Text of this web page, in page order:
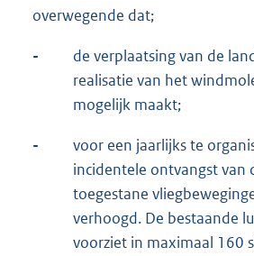
overwegende dat;
-
de verplaatsing van de
realisatie van het
mogelijk maakt;
-
voor een jaarlijks te
incidentele ontvangst van
toegestane
verhoogd. De bestaande
voorziet in maximaal 160